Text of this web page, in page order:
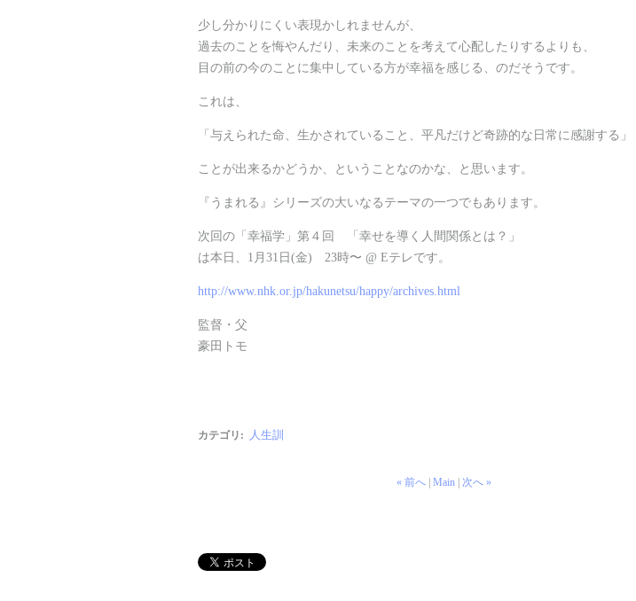
少し分かりにくい表現かしれませんが、
過去のことを悔やんだり、未来のことを考えて心配したりするよりも、
目の前の今のことに集中している方が幸福を感じる、のだそうです。
これは、
「与えられた命、生かされていること、平凡だけど奇跡的な日常に感謝する」
ことが出来るかどうか、ということなのかな、と思います。
『うまれる』シリーズの大いなるテーマの一つでもあります。
次回の「幸福学」第４回 「幸せを導く人間関係とは？」
は本日、1月31日(金) 23時〜 @ Eテレです。
http://www.nhk.or.jp/hakunetsu/happy/archives.html
監督・父
豪田トモ
カテゴリ : 人生訓
« 前へ| Main| 次へ »